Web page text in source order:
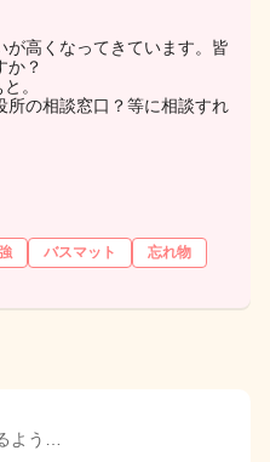
が高くなってきています。皆
か？
。
所の相談窓口？等に相談すれ
バスマット
忘れ物
よう…